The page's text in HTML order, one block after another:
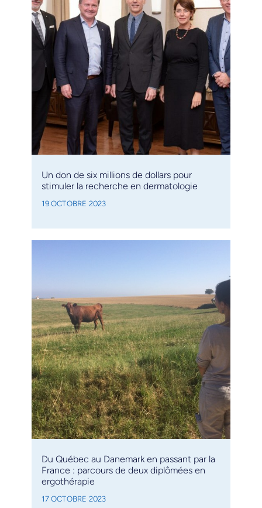
Un don de six millions de dollars pour
stimuler la recherche en dermatologie
19 OCTOBRE 2023
Du Québec au Danemark en passant par la
France : parcours de deux diplômées en
ergothérapie
17 OCTOBRE 2023